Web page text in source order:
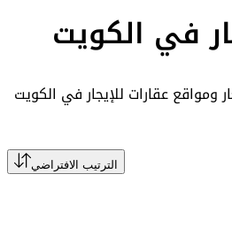
في الكويت
ومواقععقارات للإيجار في الكويت
الترتيب الافتراضي